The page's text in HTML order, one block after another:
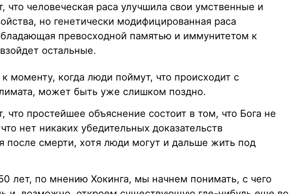
что человеческая раса улучшила свои умственные и
но генетически модифицированная раса
превосходной памятью и иммунитетом к
остальные.
к моменту, когда люди поймут, что происходит с
может быть уже слишком поздно.
что простейшее объяснение состоит в том, что Бога не
нет никаких убедительных доказательств
после смерти, хотя люди могут и дальше жить под
лет, по мнению Хокинга, мы начнем понимать, с чего